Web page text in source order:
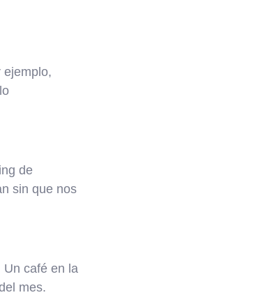
ejemplo,
de
sin que nos
Un café en la
mes.